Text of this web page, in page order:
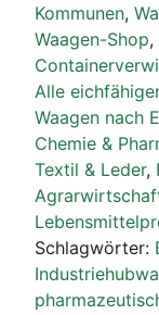
Wiegebereich
Menge
Kommunen,
Waagen-Shop,
Alle
Waagen nach
Chemie &
Textil & Leder,
Schlagwörter: